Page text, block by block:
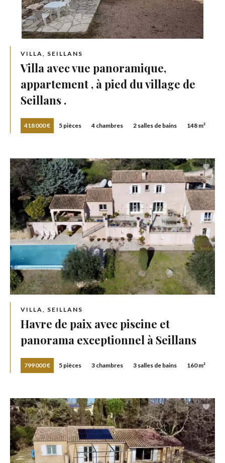
VILLA, SEILLANS
Villa avec vue panoramique,
appartement , à pied du village de
Seillans .
418 000 € 5 pièces 4 chambres 2 salles de bains 148 m²
VILLA, SEILLANS
Havre de paix avec piscine et
panorama exceptionnel à Seillans
799 000 € 5 pièces 3 chambres 3 salles de bains 160 m²